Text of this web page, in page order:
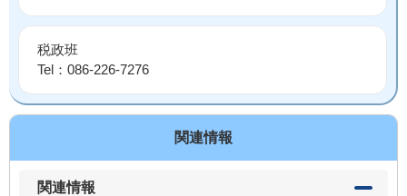
税政班
Tel：086-226-7276
関連情報
関連情報